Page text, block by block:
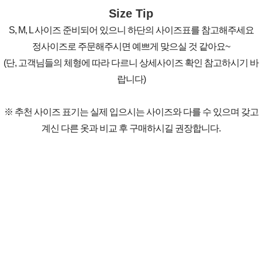
Size Tip
S, M, L 사이즈 준비되어 있으니 하단의 사이즈표를 참고해주세요
정사이즈로 주문해주시면 예쁘게 맞으실 것 같아요~
(단, 고객님들의 체형에 따라 다르니 상세사이즈 확인 참고하시기 바
랍니다)
※ 추천 사이즈 표기는 실제 입으시는 사이즈와 다를 수 있으며 갖고
계신 다른 옷과 비교 후 구매하시길 권장합니다.